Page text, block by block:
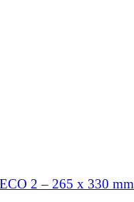
2 – 265 x 330 mm